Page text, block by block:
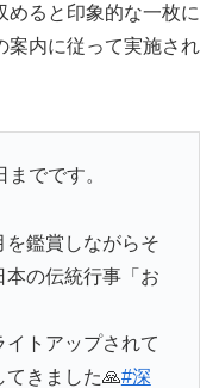
めると印象的な一枚に
案内に従って実施され
でです。
を鑑賞しながらそ
の伝統行事「お
トアップされて
てきました🙏#深